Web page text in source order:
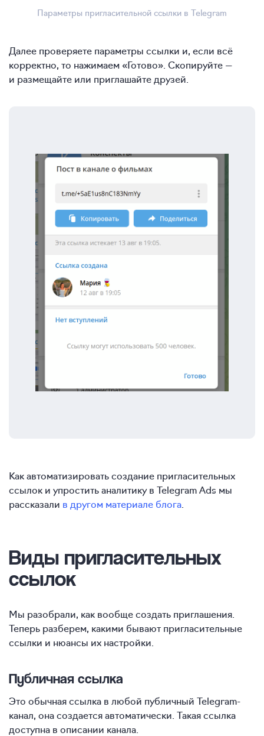
Параметры пригласительной ссылки в Telegram
Далее проверяете параметры ссылки и, если всё
корректно, то нажимаем «Готово». Скопируйте —
и размещайте или приглашайте друзей.
Как автоматизировать создание пригласительных
ссылок и упростить аналитику в Telegram Ads мы
рассказали в другом материале блога
Виды пригласительных
ссылок
Мы разобрали, как вообще создать приглашения.
Теперь разберем, какими бывают пригласительные
ссылки и нюансы их настройки.
Публичная ссылка
Это обычная ссылка в любой публичный Telegram-
канал, она создается автоматически. Такая ссылка
доступна в описании канала.